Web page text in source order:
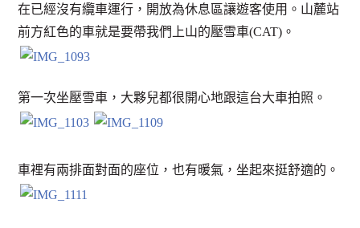
在已經沒有纜車運行，開放為休息區讓遊客使用。山麓站
前方紅色的車就是要帶我們上山的壓雪車(CAT)。
第一次坐壓雪車，大夥兒都很開心地跟這台大車拍照。
車裡有兩排面對面的座位，也有暖氣，坐起來挺舒適的。